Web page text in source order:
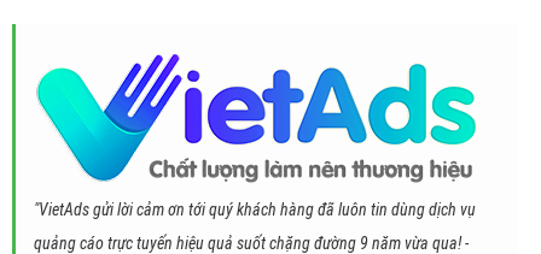
"VietAds gửi lời cảm ơn tới quý khách hàng đã luôn tin dùng dịch vụ
quảng cáo trực tuyến hiệu quả suốt chặng đường 9 năm vừa qua! -